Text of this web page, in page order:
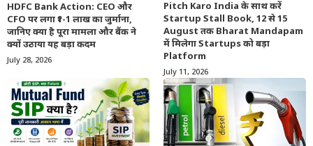
HDFC Bank Action: CEO और
CFO पर लगा ₹1-1 लाख का जुर्माना,
जानिए क्या है पूरा मामला और बैंक ने
क्यों उठाया यह बड़ा कदम
July 28, 2026
Pitch Karo India के साथ करें
Startup Stall Book, 12 से 15
August तक Bharat Mandapam
में मिलेगा Startups को बड़ा
Platform
July 11, 2026